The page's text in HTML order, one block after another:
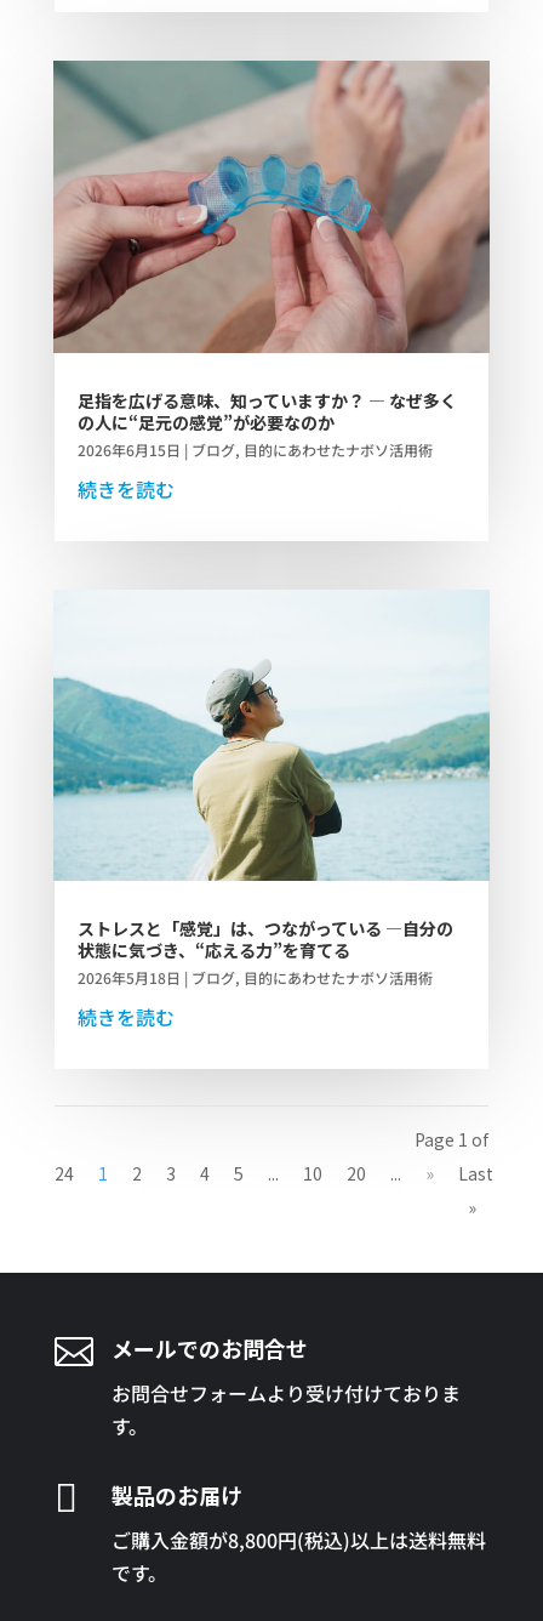
足指を広げる意味、知っていますか？ ― なぜ多く
の人に“足元の感覚”が必要なのか
2026年6月15日 | ブログ, 目的にあわせたナボソ活用術
続きを読む
ストレスと「感覚」は、つながっている ―自分の
状態に気づき、“応える力”を育てる
2026年5月18日 | ブログ, 目的にあわせたナボソ活用術
続きを読む
Page 1 of
24
1 2 3 4 5 ... 10 20 ... »
Last
»
 メールでのお問合せ
お問合せフォームより受け付けておりま
す。
 製品のお届け
ご購入金額が8,800円(税込)以上は送料無料
です。